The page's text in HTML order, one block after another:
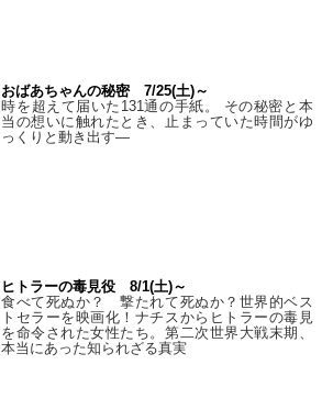
おばあちゃんの秘密 7/25(土)～
時を超えて届いた131通の手紙。 その秘密と本
当の想いに触れたとき、止まっていた時間がゆ
っくりと動き出す―
ヒトラーの毒見役 8/1(土)～
食べて死ぬか？ 撃たれて死ぬか？世界的ベス
トセラーを映画化！ナチスからヒトラーの毒見
を命令された女性たち。第二次世界大戦末期、
本当にあった知られざる真実